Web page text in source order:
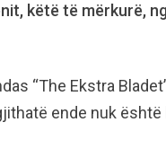
këtë të mërkurë,
“The Ekstra
ende nuk